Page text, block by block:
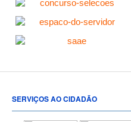
SERVIÇOS AO CIDADÃO